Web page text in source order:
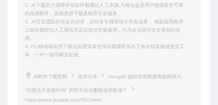
2. JK下载官方保障所有软件都通过人工亲测,为每位会员用户提供安全可靠
的应用软件、游戏资源下载及程序开发服务。
3. JK开发团队针对会员诉求，历经多年拥有现今开发成果， 每款应用程序
上线前都经过人工测试无误后提供安装使用，只为会员提供安全原创的应
用。
4. PC/移动端应用下载后如遇安装使用问题请联系右下角在线客服或提交工
单，一对一指导解决疑难。
JK软件下载官网 技术分享 mongdb 如何设置数据有效时间为
“仅限当天有效时间” 到明天自动删除这些数据？
https://www.jkxiazai.com/1507.html